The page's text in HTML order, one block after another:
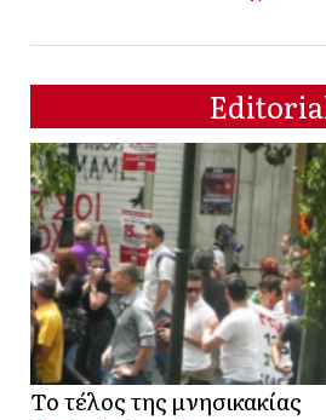
Το τέλος της μνησικακίας